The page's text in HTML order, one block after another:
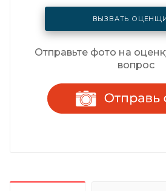
ВЫЗВАТЬ
Отправьте фото на
вопрос